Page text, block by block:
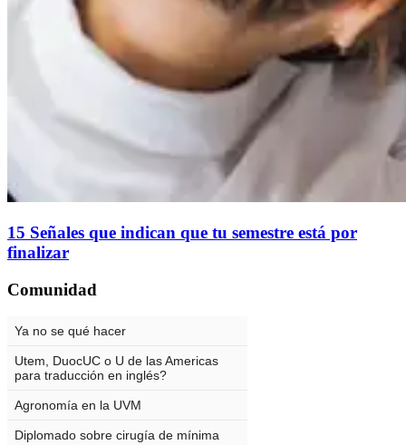
15 Señales que indican que tu semestre está por
finalizar
Comunidad